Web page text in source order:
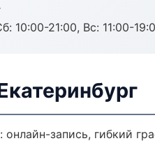
10:00-21:00, Вс: 11:00-
онлайн-запись, гибкий